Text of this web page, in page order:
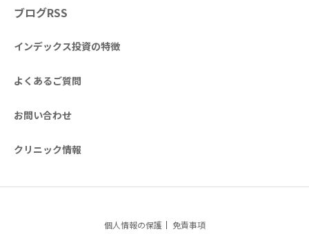
ブログRSS
インデックス投資の特徴
よくあるご質問
お問い合わせ
クリニック情報
個人情報の保護 免責事項